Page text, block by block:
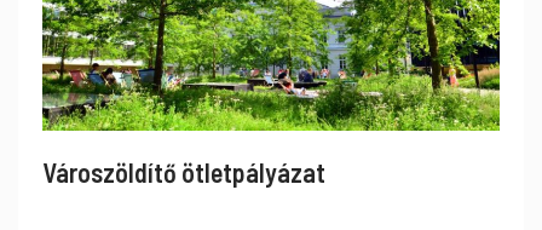
Városzöldítő ötletpályázat